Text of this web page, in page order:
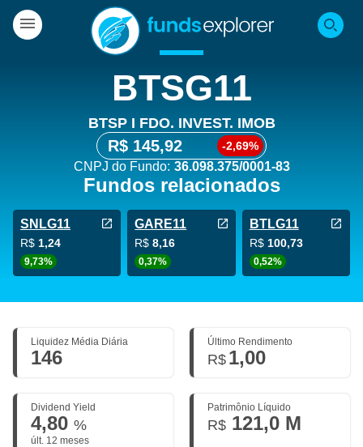
BTSG11
BTSP I FDO. INVEST. IMOB
R$ 145,92 -2,69%
CNPJ do Fundo: 36.098.375/0001-83
Fundos relacionados
SNLG11
R$ 1,24
9,73%
GARE11
R$8,16
0,37%
BTLG11
R$ 100,73
0,52%
Liquidez Média Diária
146
Último Rendimento
R$ 1,00
Dividend Yield
4,80 %
últ. 12 meses
Patrimônio Líquido
R$ 121,0 M